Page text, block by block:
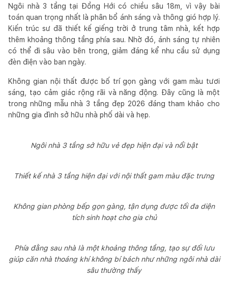
Ngôi nhà 3 tầng tại Đồng Hới có chiều sâu 18m, vì vậy bài
toán quan trọng nhất là phân bổ ánh sáng và thông gió hợp lý.
Kiến trúc sư đã thiết kế giếng trời ở trung tâm nhà, kết hợp
thêm khoảng thông tầng phía sau. Nhờ đó, ánh sáng tự nhiên
có thể đi sâu vào bên trong, giảm đáng kể nhu cầu sử dụng
đèn điện vào ban ngày.
Không gian nội thất được bố trí gọn gàng với gam màu tươi
sáng, tạo cảm giác rộng rãi và năng động. Đây cũng là một
trong những mẫu nhà 3 tầng đẹp 2026 đáng tham khảo cho
những gia đình sở hữu nhà phố dài và hẹp.
Ngôi nhà 3 tầng sở hữu vẻ đẹp hiện đại và nổi bật
Thiết kế nhà 3 tầng hiện đại với nội thất gam màu đặc trưng
Không gian phòng bếp gọn gàng, tận dụng được tối đa diện
tích sinh hoạt cho gia chủ
Phía đằng sau nhà là một khoảng thông tầng, tạo sự đối lưu
giúp căn nhà thoáng khí không bí bách như những ngôi nhà dài
sâu thường thấy